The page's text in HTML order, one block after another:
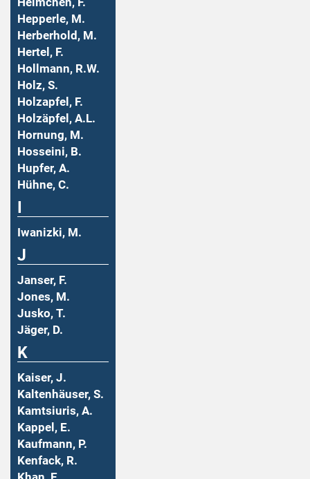
Hepperle, M.
Herberhold, M.
Hertel, F.
Hollmann, R.W.
Holz, S.
Holzapfel, F.
Holzäpfel, A.L.
Hornung, M.
Hosseini, B.
Hupfer, A.
Hühne, C.
Iwanizki, M.
J
Janser, F.
Jones, M.
Jusko, T.
Jäger, D.
K
Kaiser, J.
Kaltenhäuser, S.
Kamtsiuris, A.
Kappel, E.
Kaufmann, P.
Kenfack, R.